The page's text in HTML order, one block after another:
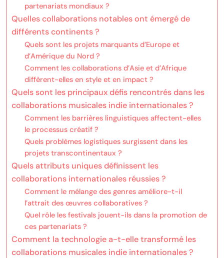
partenariats mondiaux ?
Quelles collaborations notables ont émergé de
différents continents ?
Quels sont les projets marquants d’Europe et
d’Amérique du Nord ?
Comment les collaborations d’Asie et d’Afrique
diffèrent-elles en style et en impact ?
Quels sont les principaux défis rencontrés dans les
collaborations musicales indie internationales ?
Comment les barrières linguistiques affectent-elles
le processus créatif ?
Quels problèmes logistiques surgissent dans les
projets transcontinentaux ?
Quels attributs uniques définissent les
collaborations internationales réussies ?
Comment le mélange des genres améliore-t-il
l’attrait des œuvres collaboratives ?
Quel rôle les festivals jouent-ils dans la promotion de
ces partenariats ?
Comment la technologie a-t-elle transformé les
collaborations musicales indie internationales ?